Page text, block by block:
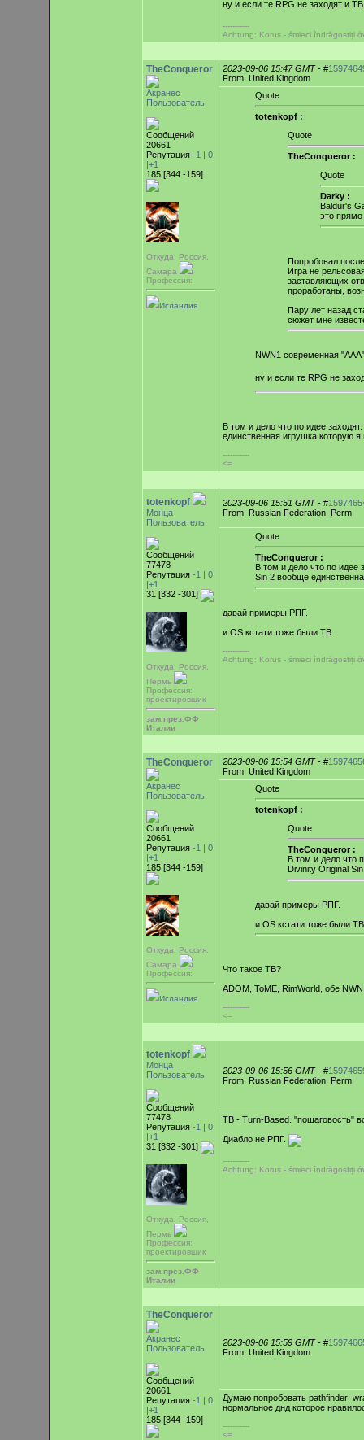
ну и если те RPG не заходят и
-----------
Achtung: Korus - śmieci îndrăgostiți
TheConqueror
Акранес
Пользователь
Сообщений
20661
Репутация -1 | 0
|+1
185 [344 -159]
Откуда: Россия,
Самара
Профессия:
Исландия
2023-09-06 15:47 GMT- #
From: United Kingdom
Quote
totenkopf :
Quote
TheConqueror :
Quote
Darky :
Baldur's
это
Попробовал
Игра не
заставляющих
проработаны,
Пару лет назад
сюжет мне
NWN1 современная
ну и если те RPG не
В том и дело что по идее
единственная игрушка которую
-----------
<=
totenkopf
Монца
Пользователь
Сообщений
77478
Репутация -1 | 0
|+1
31 [332 -301]
Откуда: Россия,
Пермь
Профессия:
проектировщик
зам.през.ФФ
Италии
2023-09-06 15:51 GMT- #
From: Russian Federation, Perm
Quote
TheConqueror :
В том и дело что по идее
Sin 2 вообще
давай примеры РПГ.
и OS кстати тоже были TB.
-----------
Achtung: Korus - śmieci îndrăgostiți
TheConqueror
Акранес
Пользователь
Сообщений
20661
Репутация -1 | 0
|+1
185 [344 -159]
Откуда: Россия,
Самара
Профессия:
Исландия
2023-09-06 15:54 GMT- #
From: United Kingdom
Quote
totenkopf :
Quote
TheConqueror :
В том и дело что
Divinity Original
давай примеры РПГ.
и OS кстати тоже были
Что такое TB?
ADOM, ToME, RimWorld, обе
-----------
<=
totenkopf
Монца
Пользователь
Сообщений
77478
Репутация -1 | 0
|+1
31 [332 -301]
Откуда: Россия,
Пермь
Профессия:
проектировщик
зам.през.ФФ
Италии
2023-09-06 15:56 GMT- #
From: Russian Federation, Perm
TB - Turn-Based. "пошаговость"
Диабло не РПГ.
-----------
Achtung: Korus - śmieci îndrăgostiți
TheConqueror
Акранес
Пользователь
Сообщений
20661
Репутация -1 | 0
|+1
185 [344 -159]
2023-09-06 15:59 GMT- #
From: United Kingdom
Думаю попробовать pathfinder:
нормальное днд которое
-----------
<=